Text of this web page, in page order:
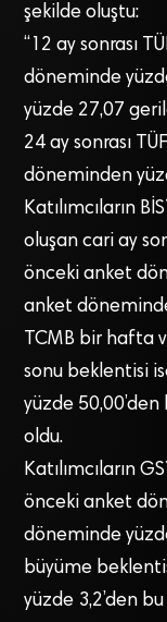
şekilde oluştu:
“12 ay sonrası
döneminde
yüzde 27,07
24 ay sonrası
döneminden
Katılımcıların
oluşan cari ay
önceki anket
anket
TCMB bir hafta
sonu beklentisi
yüzde
oldu.
Katılımcıların
önceki anket
döneminde
büyüme
yüzde 3,2’den